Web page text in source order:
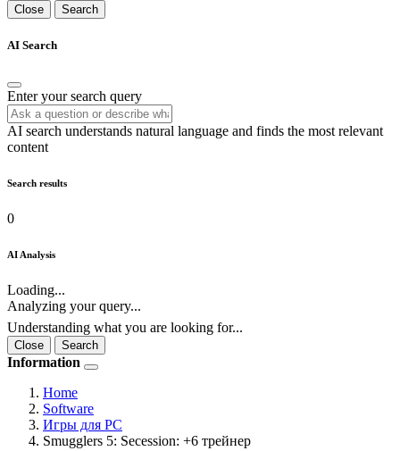
Close Search
AI Search
Enter your search query
AI search understands natural language and finds the most relevant
content
Search results
0
AI Analysis
Loading...
Analyzing your query...
Understanding what you are looking for...
Close Search
Information
Home
Software
Игры для PC
Smugglers 5: Secession: +6 трейнер